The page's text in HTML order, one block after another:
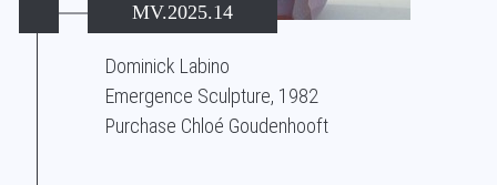
MV.2025.14
Dominick Labino
Emergence Sculpture, 1982
Purchase Chloé Goudenhooft